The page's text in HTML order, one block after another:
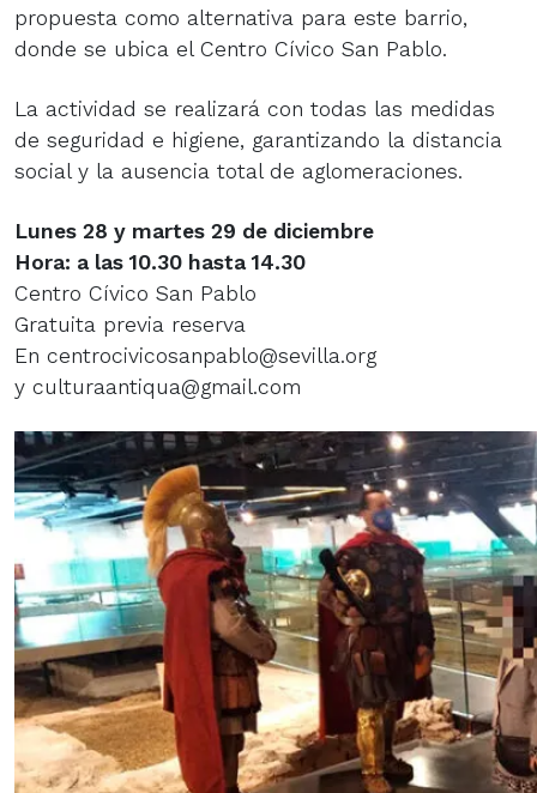
propuesta como alternativa para este barrio,
donde se ubica el Centro Cívico San Pablo.
La actividad se realizará con todas las medidas
de seguridad e higiene, garantizando la distancia
social y la ausencia total de aglomeraciones.
Lunes 28 y martes 29 de diciembre
Hora: a las 10.30 hasta 14.30
Centro Cívico San Pablo
Gratuita previa reserva
En centrocivicosanpablo@sevilla.org
y culturaantiqua@gmail.com